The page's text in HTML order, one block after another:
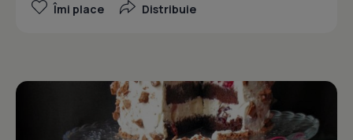
Îmi place Distribuie